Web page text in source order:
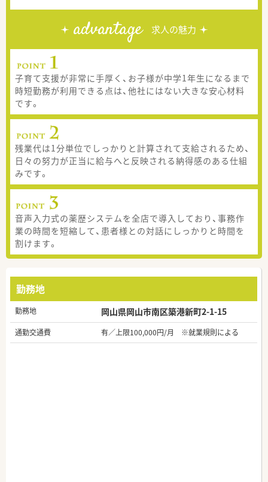
advantage 求人の魅力
子育て支援が非常に手厚く、お子様が中学1年生になるまで
時短勤務が利用できる点は、他社にはない大きな安心材料
です。
残業代は1分単位でしっかりと計算されて支給されるため、
日々の努力が正当に給与へと反映される納得感のある仕組
みです。
音声入力式の薬歴システムを全店で導入しており、事務作
業の時間を短縮して、患者様との対話にしっかりと時間を
割けます。
勤務地
勤務地 岡山県岡山市南区築港新町2-1-15
通勤交通費 有／上限100,000円/月 ※就業規則による